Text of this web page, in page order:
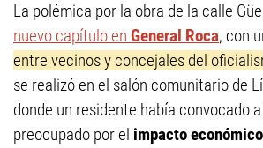
La polémica por la obra de la calle
nuevo capítulo en General Roca, con
entre vecinos y concejales del
se realizó en el salón comunitario de
donde un residente había convocado
preocupado por el impacto económico